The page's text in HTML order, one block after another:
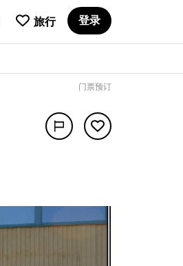
旅行 登录
门票预订